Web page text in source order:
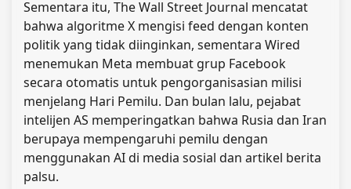
Sementara itu, The Wall Street Journal mencatat
bahwa algoritme X mengisi feed dengan konten
politik yang tidak diinginkan, sementara Wired
menemukan Meta membuat grup Facebook
secara otomatis untuk pengorganisasian milisi
menjelang Hari Pemilu. Dan bulan lalu, pejabat
intelijen AS memperingatkan bahwa Rusia dan Iran
berupaya mempengaruhi pemilu dengan
menggunakan AI di media sosial dan artikel berita
palsu.